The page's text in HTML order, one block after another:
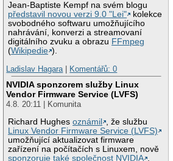
Jean-Baptiste Kempf na svém blogu
představil novou verzi 9.0 "Lei"
kolekce
svobodného softwaru umožňujícího
nahrávání, konverzi a streamovaní
digitálního zvuku a obrazu FFmpeg
(Wikipedie ).
Ladislav Hagara | Komentářů: 0
NVIDIA sponzorem služby Linux
Vendor Firmware Service (LVFS)
4.8. 20:11 | Komunita
Richard Hughesoznámil
, že službu
Linux Vendor Firmware Service (LVFS)
umožňující aktualizovat firmware
zařízení na počítačích s Linuxem, nově
sponzoruje také společnost NVIDIA .